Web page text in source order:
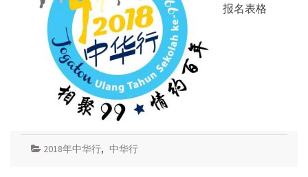
报名表格
2018年中华行, 中华行